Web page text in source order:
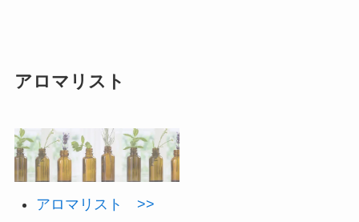
アロマリスト
アロマリスト >>